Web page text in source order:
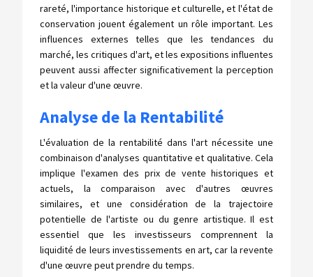
rareté, l'importance historique et culturelle, et l'état de
conservation jouent également un rôle important. Les
influences externes telles que les tendances du
marché, les critiques d'art, et les expositions influentes
peuvent aussi affecter significativement la perception
et la valeur d'une œuvre.
Analyse de la Rentabilité
L'évaluation de la rentabilité dans l'art nécessite une
combinaison d'analyses quantitative et qualitative. Cela
implique l'examen des prix de vente historiques et
actuels, la comparaison avec d'autres œuvres
similaires, et une considération de la trajectoire
potentielle de l'artiste ou du genre artistique. Il est
essentiel que les investisseurs comprennent la
liquidité de leurs investissements en art, car la revente
d'une œuvre peut prendre du temps.